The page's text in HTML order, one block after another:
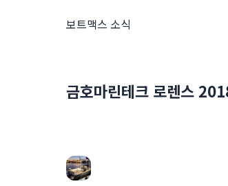
보트맥스 소식
금호마린테크 로렌스